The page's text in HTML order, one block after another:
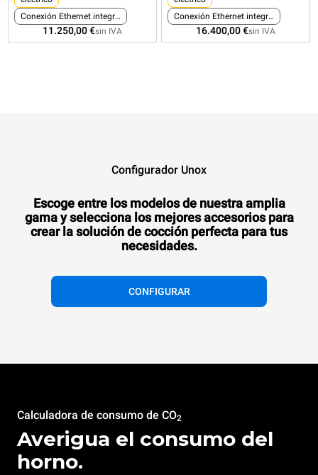
Conexión Ethernet integrada
11.250,00 €sin IVA
Conexión Ethernet integrada
16.400,00 €sin IVA
Configurador Unox
Escoge entre los modelos de nuestra amplia
gama y selecciona los mejores accesorios para
crear la solución de cocción perfecta para tus
necesidades.
CONFIGURAR
Calculadora de consumo de CO2
Averigua el consumo del
horno.